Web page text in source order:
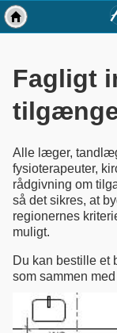
Fagligt
Alle læger,
fysioterapeuter,
rådgivning om
så det sikres, at
regionernes
muligt.
Du kan bestille et
som sammen